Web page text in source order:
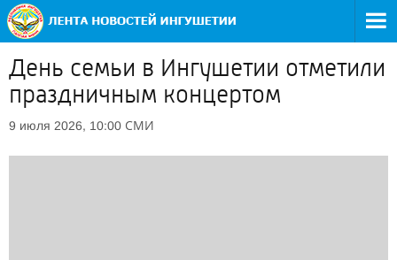
День семьи в Ингушетии отметили
праздничным концертом
9 июля 2026, 10:00 СМИ